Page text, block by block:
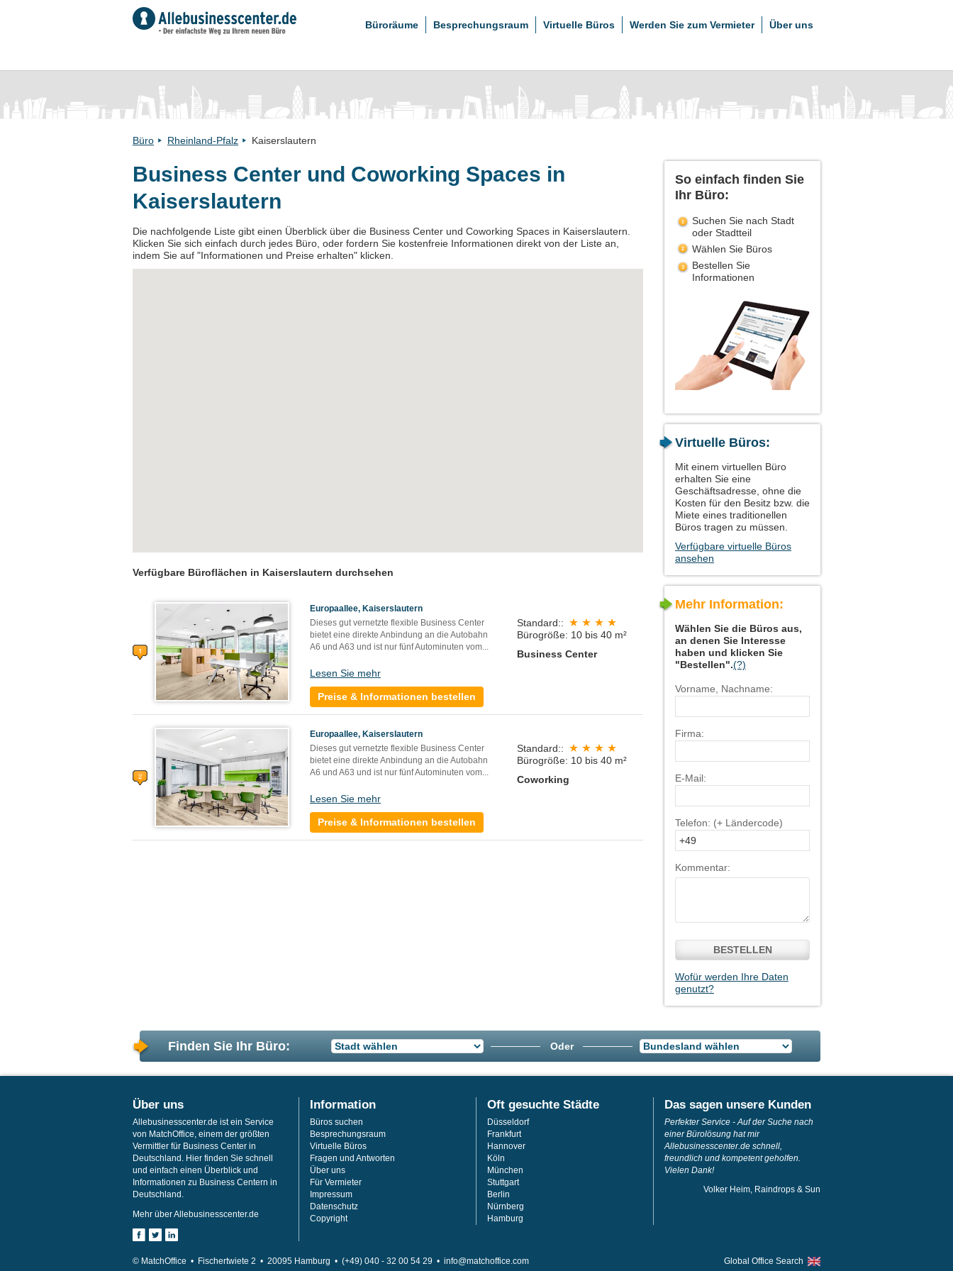
Büroräume Besprechungsraum Virtuelle Büros Werden Sie zum Vermieter Über uns
Büro Rheinland-Pfalz Kaiserslautern
Business Center und Coworking Spaces in
Kaiserslautern
Die nachfolgende Liste gibt einen Überblick über die Business Center und Coworking Spaces in Kaiserslautern.
Klicken Sie sich einfach durch jedes Büro, oder fordern Sie kostenfreie Informationen direkt von der Liste an,
indem Sie auf "Informationen und Preise erhalten" klicken.
Verfügbare Büroflächen in Kaiserslautern durchsehen
Europaallee, Kaiserslautern
Dieses gut vernetzte flexible Business Center
bietet eine direkte Anbindung an die Autobahn
A6 und A63 und ist nur fünf Autominuten vom...
Lesen Sie mehr
Preise & Informationen bestellen
Standard::
Bürogröße: 10 bis 40 m²
Business Center
Europaallee, Kaiserslautern
Dieses gut vernetzte flexible Business Center
bietet eine direkte Anbindung an die Autobahn
A6 und A63 und ist nur fünf Autominuten vom...
Lesen Sie mehr
Preise & Informationen bestellen
Standard::
Bürogröße: 10 bis 40 m²
Coworking
So einfach finden Sie
Ihr Büro:
Suchen Sie nach Stadt
oder Stadtteil
Wählen Sie Büros
Bestellen Sie
Informationen
Virtuelle Büros:
Mit einem virtuellen Büro
erhalten Sie eine
Geschäftsadresse, ohne die
Kosten für den Besitz bzw. die
Miete eines traditionellen
Büros tragen zu müssen.
Verfügbare virtuelle Büros
ansehen
Mehr Information:
Wählen Sie die Büros aus,
an denen Sie Interesse
haben und klicken Sie
"Bestellen".(?)
Vorname, Nachname:
Firma:
E-Mail:
Telefon: (+ Ländercode)
Kommentar:
BESTELLEN
Wofür werden Ihre Daten
genutzt?
Finden Sie Ihr Büro: Oder
Über uns
Allebusinesscenter.de ist ein Service
von MatchOffice, einem der größten
Vermittler für Business Center in
Deutschland. Hier finden Sie schnell
und einfach einen Überblick und
Informationen zu Business Centern in
Deutschland.
Mehr über Allebusinesscenter.de
Information
Büros suchen
Besprechungsraum
Virtuelle Büros
Fragen und Antworten
Über uns
Für Vermieter
Impressum
Datenschutz
Copyright
Oft gesuchte Städte
Düsseldorf
Frankfurt
Hannover
Köln
München
Stuttgart
Berlin
Nürnberg
Hamburg
Das sagen unsere Kunden
Perfekter Service - Auf der Suche nach
einer Bürolösung hat mir
Allebusinesscenter.de schnell,
freundlich und kompetent geholfen.
Vielen Dank!
Volker Heim, Raindrops & Sun
© MatchOffice • Fischertwiete 2 • 20095 Hamburg • (+49) 040 - 32 00 54 29 • info@matchoffice.com Global Office Search